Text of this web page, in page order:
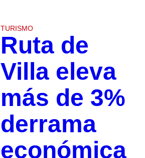
TURISMO
Ruta de
Villa eleva
más de 3%
derrama
económica